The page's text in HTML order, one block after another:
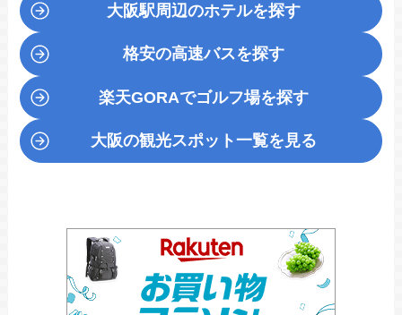
大阪駅周辺のホテルを探す
格安の高速バスを探す
楽天GORAでゴルフ場を探す
大阪の観光スポット一覧を見る